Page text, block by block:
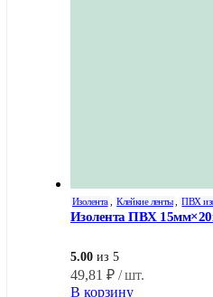
Изолента Клейкие ленты ПВХ
Изолента ПВХ
5.00 из 5
49,81 ₽ / шт.
В корзину